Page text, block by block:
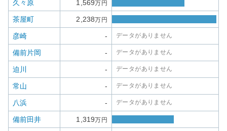
久々原 1,569万円
茶屋町 2,238万円
彦崎 - データがありません
備前片岡 - データがありません
迫川 - データがありません
常山 - データがありません
八浜 - データがありません
備前田井 1,319万円